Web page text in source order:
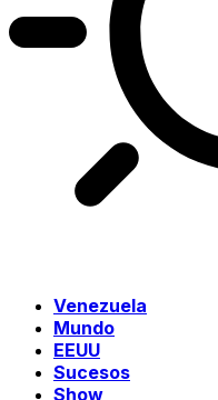
Venezuela
Mundo
EEUU
Sucesos
Show